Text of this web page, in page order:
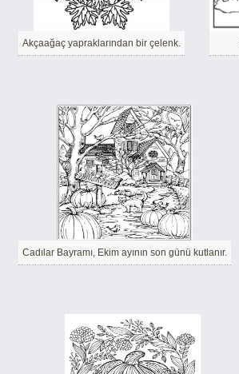
Akçaağaç yapraklarından bir çelenk.
Cadılar Bayramı, Ekim ayının son günü kutlanır.